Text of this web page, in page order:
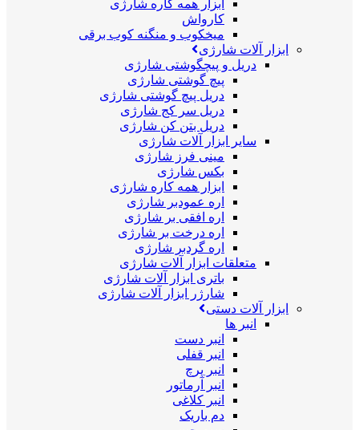
ابزار همه کاره شارژی
کارواش
میخکوب و منگنه کوب برقی
ابزار آلات شارژی
دریل و پیچگوشتی شارژی
پیچ گوشتی شارژی
دریل پیچ گوشتی شارژی
دریل سر کج شارژی
دریل بتن کن شارژی
سایر ابزار آلات شارژی
مینی فرز شارژی
بکس شارژی
ابزار همه کاره شارژی
اره عمودبر شارژی
اره افقی بر شارژی
اره درخت بر شارژی
اره گردبر شارژی
متعلقات ابزار آلات شارژی
باتری ابزار آلات شارژی
شارژر ابزار آلات شارژی
ابزار آلات دستی
انبر ها
انبر دست
انبر قفلی
انبر پرچ
انبر آرماتور
انبر کلاغی
دم باریک